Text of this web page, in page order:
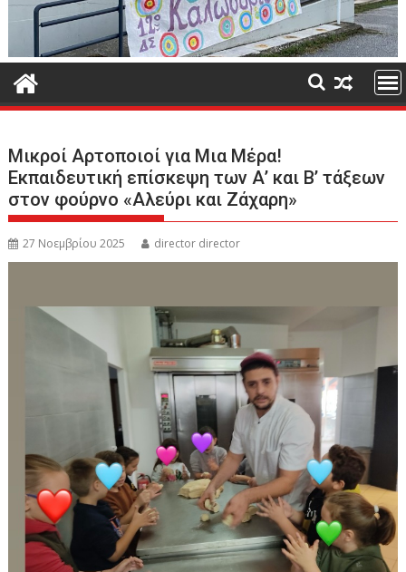
Μικροί Αρτοποιοί για Μια Μέρα!
Εκπαιδευτική επίσκεψη των Α’ και Β’ τάξεων
στον φούρνο «Αλεύρι και Ζάχαρη»
27 Νοεμβρίου 2025 director director